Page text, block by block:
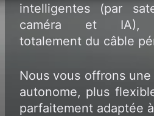
intelligentes (par
caméra et IA),
totalement du câble
Nous vous offrons
autonome, plus
parfaitement adaptée